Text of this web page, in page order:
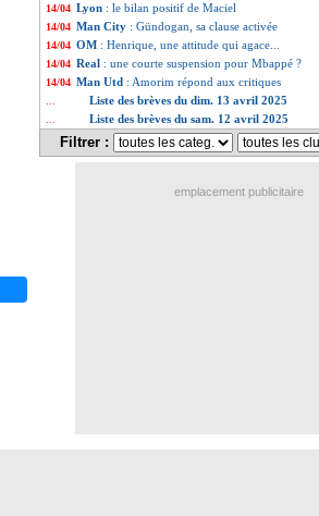
14/04 Lyon : le bilan positif de Maciel
14/04 Man City : Gündogan, sa clause activée
14/04 OM : Henrique, une attitude qui agace...
14/04 Real : une courte suspension pour Mbappé ?
14/04 Man Utd : Amorim répond aux critiques
Liste des brèves du dim. 13 avril 2025
Liste des brèves du sam. 12 avril 2025
Filtrer :
emplacement publicitaire